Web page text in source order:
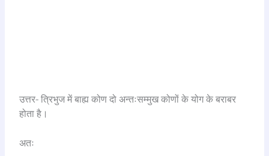
उत्तर- त्रिभुज में बाह्य कोण दो अन्तःसम्मुख कोणों के योग के बराबर
होता है।
अतः